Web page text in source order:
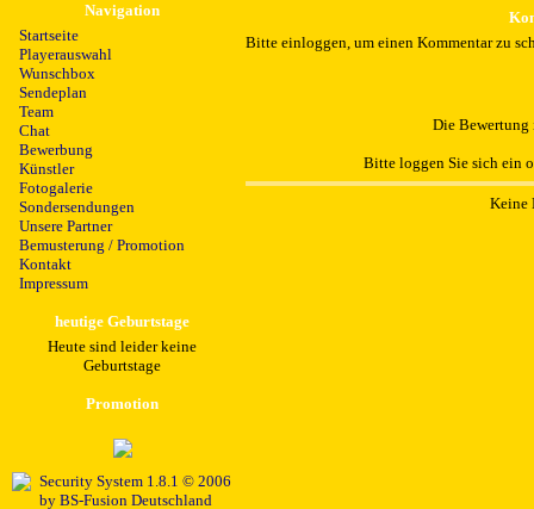
Navigation
Startseite
Playerauswahl
Wunschbox
Sendeplan
Team
Chat
Bewerbung
Künstler
Fotogalerie
Sondersendungen
Unsere Partner
Bemusterung / Promotion
Kontakt
Impressum
heutige Geburtstage
Heute sind leider keine
Geburtstage
Promotion
Bitte einloggen, um einen Kommentar zu
Die
Bitte loggen Sie sich ein
Keine